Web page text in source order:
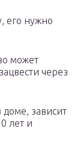
его нужно
может
через
доме, зависит
лет и